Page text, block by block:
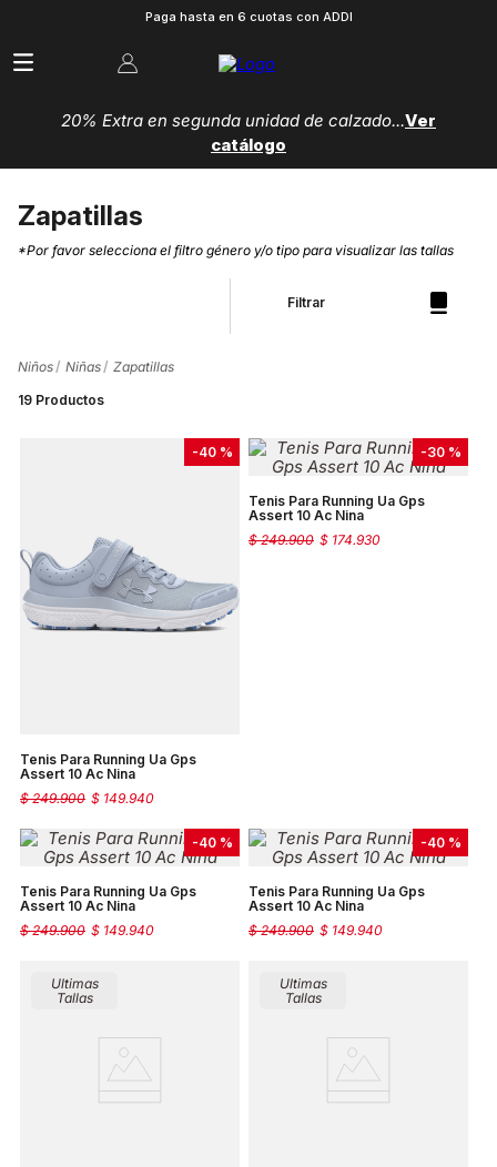
Paga hasta en 6 cuotas con ADDI
20% Extra en segunda unidad de calzado...Ver
catálogo
Zapatillas
*Por favor selecciona el filtro género y/o tipo para visualizar las tallas
Filtrar
Niños Niñas
Zapatillas
19 Productos
-40 %
Tenis Para Running Ua Gps
Assert 10 Ac Nina
$ 149.940
$ 249.900
-30 %
Tenis Para Running Ua Gps
Assert 10 Ac Nina
$ 174.930
$ 249.900
-40 %
Tenis Para Running Ua Gps
Assert 10 Ac Nina
$ 149.940
$ 249.900
-40 %
Tenis Para Running Ua Gps
Assert 10 Ac Nina
$ 149.940
$ 249.900
Ultimas
Tallas
Ultimas
Tallas